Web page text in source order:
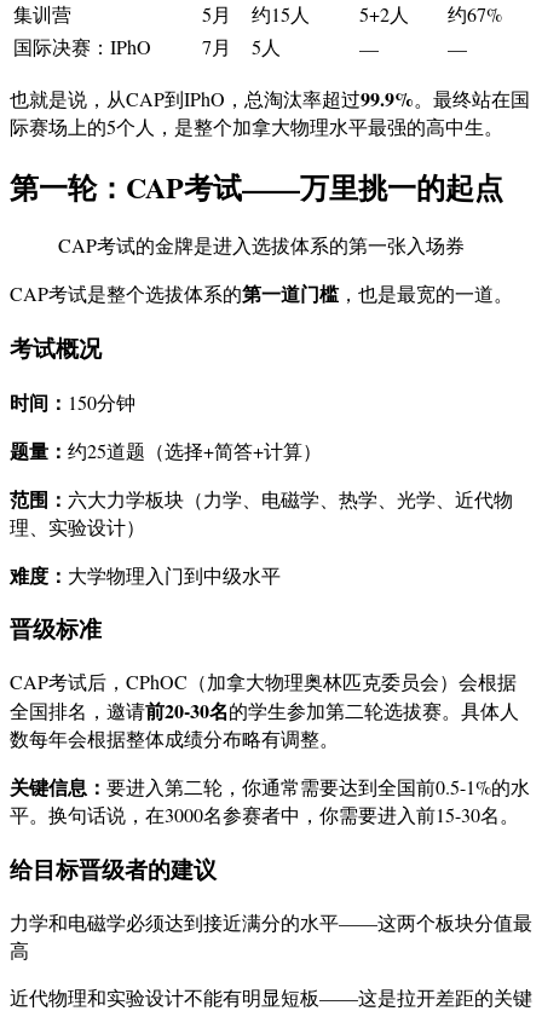
集训营
5月 约15人 5+2人
约67%
国际决赛：IPhO
7月 5人 —
—
也就是说，从CAP到IPhO，总淘汰率超过99.9%。最终站在国
际赛场上的5个人，是整个加拿大物理水平最强的高中生。
第一轮：CAP考试——万里挑一的起点
CAP考试的金牌是进入选拔体系的第一张入场券
CAP考试是整个选拔体系的第一道门槛，也是最宽的一道。
考试概况
时间： 150分钟
题量： 约25道题（选择+简答+计算）
范围： 六大力学板块（力学、电磁学、热学、光学、近代物
理、实验设计）
难度： 大学物理入门到中级水平
晋级标准
CAP考试后，CPhOC（加拿大物理奥林匹克委员会）会根据
全国排名，邀请前20-30名的学生参加第二轮选拔赛。具体人
数每年会根据整体成绩分布略有调整。
关键信息： 要进入第二轮，你通常需要达到全国前0.5-1%的水
平。换句话说，在3000名参赛者中，你需要进入前15-30名。
给目标晋级者的建议
力学和电磁学必须达到接近满分的水平——这两个板块分值最
高
近代物理和实验设计不能有明显短板——这是拉开差距的关键